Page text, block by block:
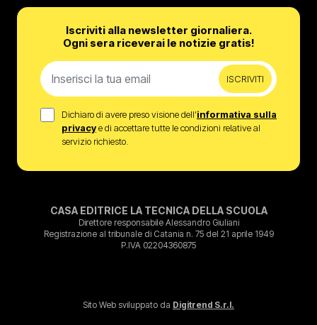
Iscriviti alla newsletter giornaliera.
Ogni sera riceverai le notizie gratis!
ISCRIVITI
Dichiaro di avere preso visione dell’informativa sulla
privacye di accettare tutte le condizioni relative al
servizio richiesto.
CASA EDITRICE LA TECNICA DELLA SCUOLA
Direttore responsabile Alessandro Giuliani
Registrazione al tribunale di Catania n. 75 del 21 aprile 1949
P.IVA 02204360875
Sito Web sviluppato da Digitrend S.r.l.